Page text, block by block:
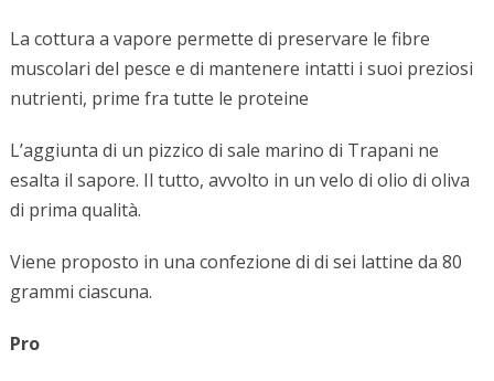
La cottura a vapore permette di preservare le fibre
muscolari del pesce e di mantenere intatti i suoi preziosi
nutrienti, prime fra tutte le proteine
L’aggiunta di un pizzico di sale marino di Trapani ne
esalta il sapore. Il tutto, avvolto in un velo di olio di oliva
di prima qualità.
Viene proposto in una confezione di di sei lattine da 80
grammi ciascuna.
Pro